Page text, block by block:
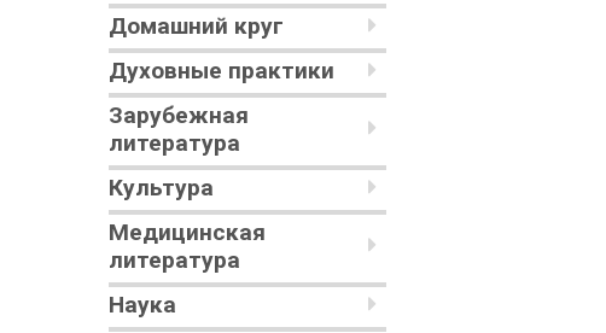
Домашний круг
Духовные практики
Зарубежная
литература
Культура
Медицинская
литература
Наука